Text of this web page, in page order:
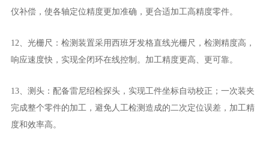
仪补偿，使各轴定位精度更加准确，更合适加工高精度零件。
12、光栅尺：检测装置采用西班牙发格直线光栅尺，检测精度高，
响应速度快，实现全闭环在线控制。加工精度更高、更可靠。
13、测头：配备雷尼绍检探头，实现工件坐标自动校正；一次装夹
完成整个零件的加工，避免人工检测造成的二次定位误差，加工精
度和效率高。